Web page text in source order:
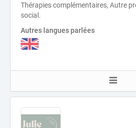
Thérapies complémentaires, Autre
social.
Autres langues parlées